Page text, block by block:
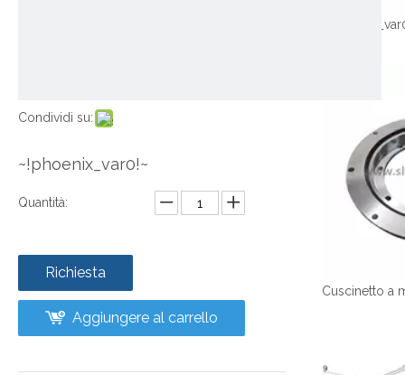
Condividi su:
~!phoenix_var0!~
Quantità:
Richiesta
Aggiungere al carrello